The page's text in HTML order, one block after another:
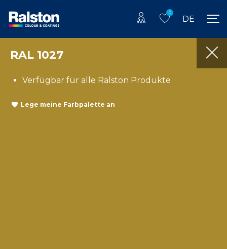
0
DE
RAL 1027
Verfügbar für alle Ralston Produkte
Lege meine Farbpalette an